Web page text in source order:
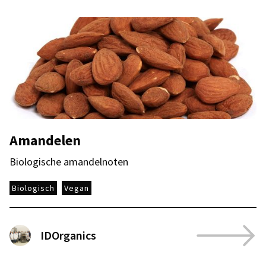
Amandelen
Biologische amandelnoten
Biologisch Vegan
IDOrganics